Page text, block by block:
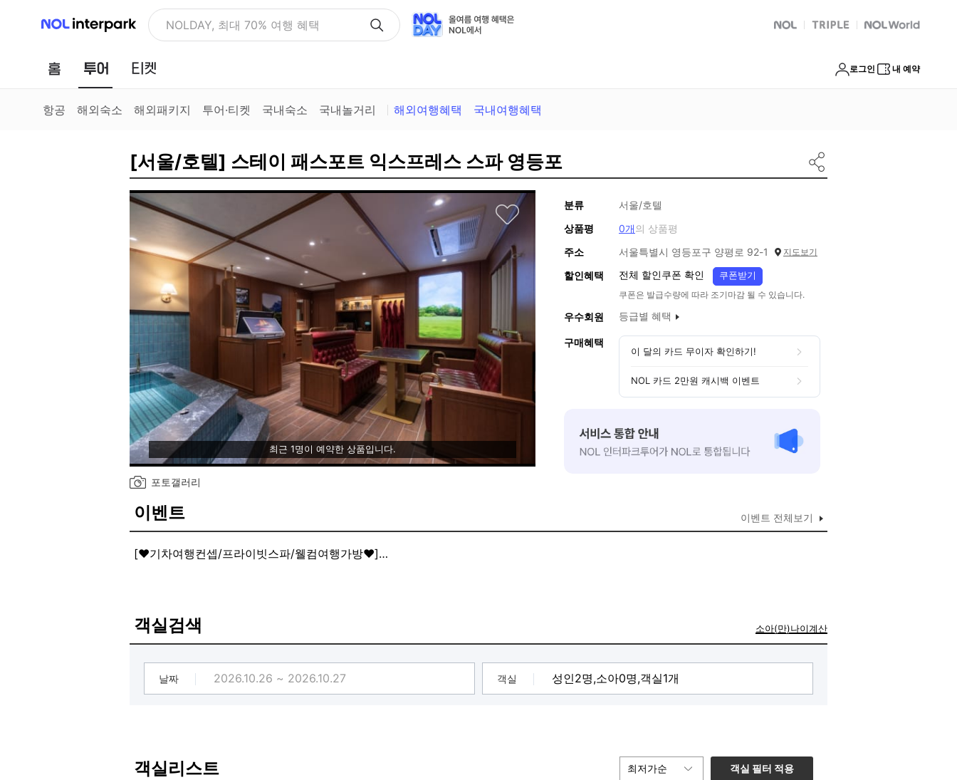
NOL 인터파크 NOLDAY, 최대 70% 여행 혜택 NOL 트리플 Global Interpark
홈 투어 로그인 내 예약
항공 해외숙소 해외패키지 투어·티켓 국내숙소 국내놀거리 해외여행혜택 국내여행혜택
[서울/호텔] 스테이 패스포트 익스프레스 스파 영등포
최근 1명이 예약한 상품입니다.
포토갤러리
분류
서울/호텔
상품평
0개의 상품평
주소
서울특별시 영등포구 양평로 92-1 지도보기
할인혜택 전체 할인쿠폰 확인 쿠폰받기
쿠폰은 발급수량에 따라 조기마감 될 수 있습니다.
우수회원 등급별 혜택
구매혜택
이 달의 카드 무이자 확인하기!
NOL 카드 2만원 캐시백 이벤트
이벤트 이벤트 전체보기
[♥️기차여행컨셉/프라이빗스파/웰컴여행가방♥️]
객실검색 소아(만)나이계산
날짜 객실
객실리스트 최저가순 객실 필터 적용